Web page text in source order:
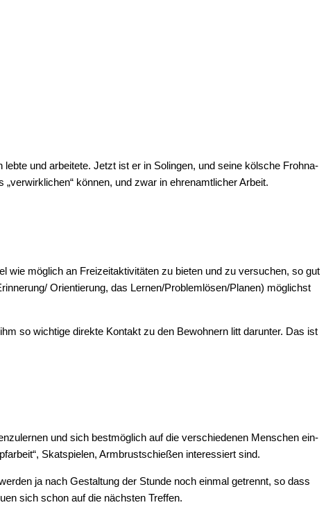
und arbei­te­te. Jetzt ist er in Solin­gen, und sei­ne köl­sche Froh­na­
kön­nen, und zwar in ehren­amt­li­cher Arbeit.
wie mög­lich an Frei­zeit­ak­ti­vi­tä­ten zu bie­ten und zu ver­su­chen, so gut
Ori­en­tie­rung, das Lernen/Problemlösen/Planen) mög­lichst
so wich­ti­ge direk­te Kon­takt zu den Bewoh­nern litt dar­un­ter. Das ist
und sich best­mög­lich auf die ver­schie­de­nen Men­schen ein­
Skat­spie­len, Arm­brust­schie­ßen inter­es­siert sind.
ja nach Gestal­tung der Stun­de noch ein­mal getrennt, so dass
sich schon auf die nächs­ten Treffen.